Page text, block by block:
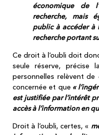
économique de
recherche, mais
public à accéder à
recherche portant
Ce droit à l’oubli doit
seule réserve, précise
personnelles relèvent de
concernée et que «
est justifiée par l’intérêt
accès à l’information en
Droit à l’oubli, certes, «